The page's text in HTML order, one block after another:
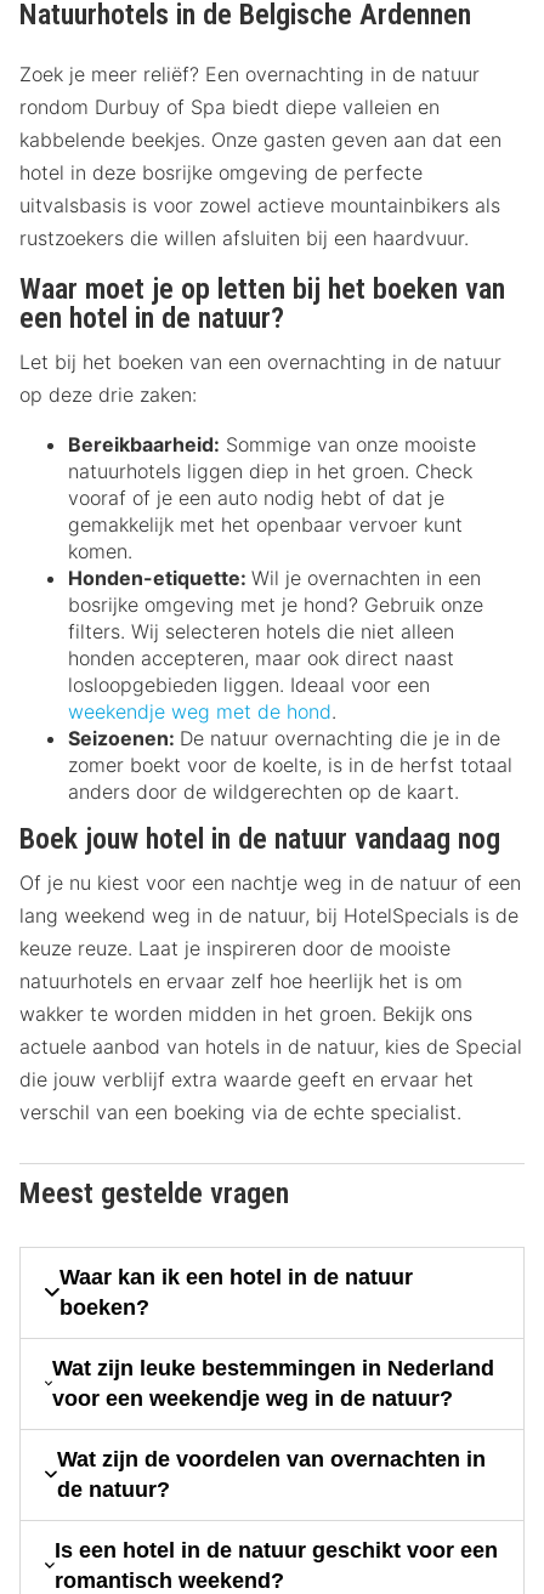
Natuurhotels in de Belgische Ardennen
Zoek je meer reliëf? Een overnachting in de natuur
rondom Durbuy of Spa biedt diepe valleien en
kabbelende beekjes. Onze gasten geven aan dat een
hotel in deze bosrijke omgeving de perfecte
uitvalsbasis is voor zowel actieve mountainbikers als
rustzoekers die willen afsluiten bij een haardvuur.
Waar moet je op letten bij het boeken van
een hotel in de natuur?
Let bij het boeken van een overnachting in de natuur
op deze drie zaken:
Bereikbaarheid: Sommige van onze mooiste
natuurhotels liggen diep in het groen. Check
vooraf of je een auto nodig hebt of dat je
gemakkelijk met het openbaar vervoer kunt
komen.
Honden-etiquette: Wil je overnachten in een
bosrijke omgeving met je hond? Gebruik onze
filters. Wij selecteren hotels die niet alleen
honden accepteren, maar ook direct naast
losloopgebieden liggen. Ideaal voor een
weekendje weg met de hond.
Seizoenen: De natuur overnachting die je in de
zomer boekt voor de koelte, is in de herfst totaal
anders door de wildgerechten op de kaart.
Boek jouw hotel in de natuur vandaag nog
Of je nu kiest voor een nachtje weg in de natuur of een
lang weekend weg in de natuur, bij HotelSpecials is de
keuze reuze. Laat je inspireren door de mooiste
natuurhotels en ervaar zelf hoe heerlijk het is om
wakker te worden midden in het groen. Bekijk ons
actuele aanbod van hotels in de natuur, kies de Special
die jouw verblijf extra waarde geeft en ervaar het
verschil van een boeking via de echte specialist.
Meest gestelde vragen
Waar kan ik een hotel in de natuur
boeken?
Wat zijn leuke bestemmingen in Nederland
voor een weekendje weg in de natuur?
Wat zijn de voordelen van overnachten in
de natuur?
Is een hotel in de natuur geschikt voor een
romantisch weekend?